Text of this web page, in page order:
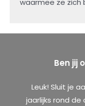
waarmee ze zich
Ben jij
Leuk! Sluit je
jaarlijks rond